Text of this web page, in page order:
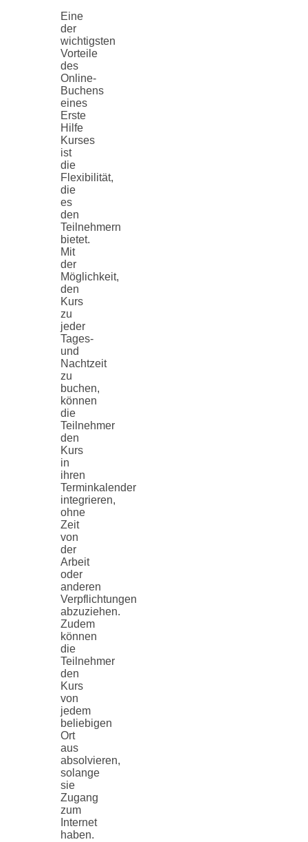
Eine
der
wichtigsten
Vorteile
des
Online-
Buchens
eines
Erste
Hilfe
Kurses
ist
die
Flexibilität,
die
es
den
Teilnehmern
bietet.
Mit
der
Möglichkeit,
den
Kurs
zu
jeder
Tages-
und
Nachtzeit
zu
buchen,
können
die
Teilnehmer
den
Kurs
in
ihren
Terminkalender
integrieren,
ohne
Zeit
von
der
Arbeit
oder
anderen
Verpflichtungen
abzuziehen.
Zudem
können
die
Teilnehmer
den
Kurs
von
jedem
beliebigen
Ort
aus
absolvieren,
solange
sie
Zugang
zum
Internet
haben.